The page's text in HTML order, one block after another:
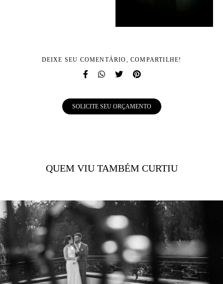
DEIXE SEU COMENTÁRIO, COMPARTILHE!
SOLICITE SEU ORÇAMENTO
QUEM VIU TAMBÉM CURTIU